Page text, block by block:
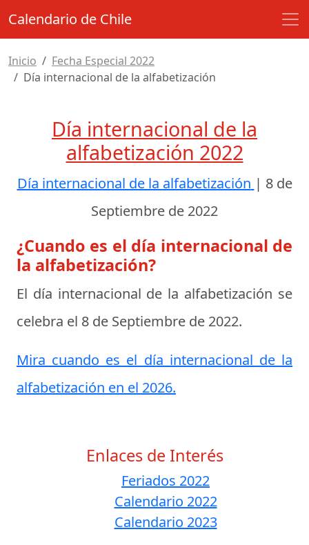
Calendario de Chile
Inicio
Fecha Especial 2022
Día internacional de la alfabetización
Día internacional de la
alfabetización 2022
Día internacional de la alfabetización | 8 de
Septiembre de 2022
¿Cuando es el día internacional de
la alfabetización?
El día internacional de la alfabetización se
celebra el 8 de Septiembre de 2022.
Mira cuando es el día internacional de la
alfabetización en el 2026.
Enlaces de Interés
Feriados 2022
Calendario 2022
Calendario 2023